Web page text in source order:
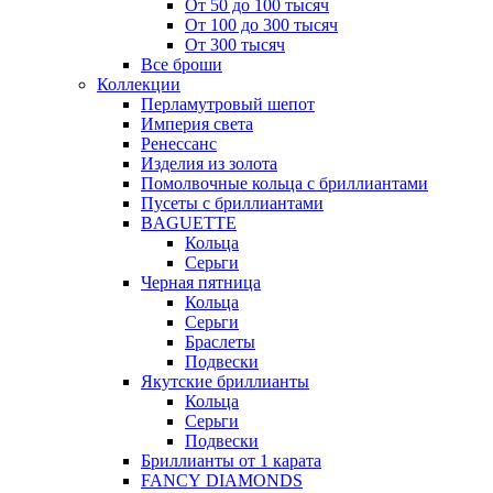
От 50 до 100 тысяч
От 100 до 300 тысяч
От 300 тысяч
Все броши
Коллекции
Перламутровый шепот
Империя света
Ренессанс
Изделия из золота
Помолвочные кольца с бриллиантами
Пусеты с бриллиантами
BAGUETTE
Кольца
Серьги
Черная пятница
Кольца
Серьги
Браслеты
Подвески
Якутские бриллианты
Кольца
Серьги
Подвески
Бриллианты от 1 карата
FANCY DIAMONDS